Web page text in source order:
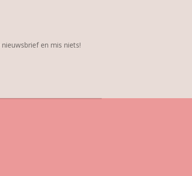
en mis niets!